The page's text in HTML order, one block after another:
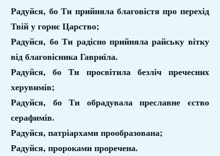
Радуйся, бо Ти прийняла благовістя про перехід
Твій у горнє Царство;
Радуйся, бо Ти радісно прийняла райську вітку
від благовісника Гавриїла.
Радуйся, бо Ти просвітила безліч пречесних
херувимів;
Радуйся, бо Ти обрадувала преславне єство
серафимів.
Радуйся, патріархами прообразована;
Радуйся, пророками проречена.